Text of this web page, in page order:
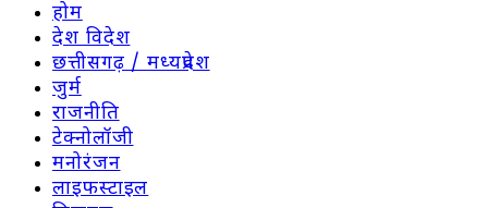
होम
देश विदेश
छत्तीसगढ़ / मध्यप्रदेश
जुर्म
राजनीति
टेक्नोलॉजी
मनोरंजन
लाइफस्टाइल